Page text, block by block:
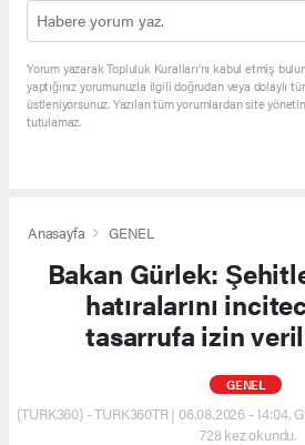
Yorum yazarak Topluluk Kuralları’nı kabul etmiş
yaptığınız yorumunuzla ilgili doğrudan veya dolaylı
üstleniyorsunuz. Yazılan tüm yorumlardan site
tutulamaz.
Anasayfa GENEL
Bakan Gürlek:
hatıralarını
tasarrufa izin
GENEL
(TURK360) - TURK360TR | 06.08.2026 - 14:04,
728 kez okundu.